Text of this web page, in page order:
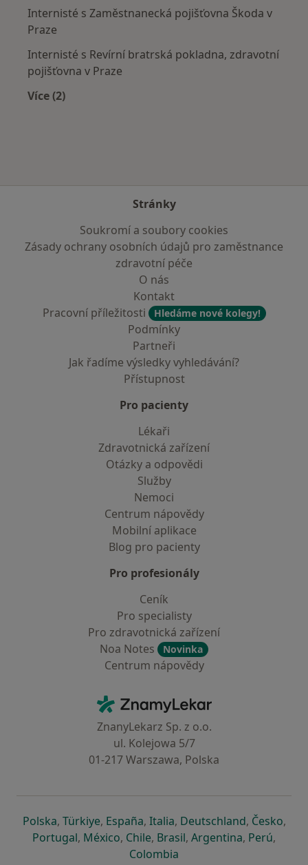
Internisté s Zaměstnanecká pojišťovna Škoda v
Praze
Internisté s Revírní bratrská pokladna, zdravotní
pojišťovna v Praze
Více (2)
Stránky
Soukromí a soubory cookies
Zásady ochrany osobních údajů pro zaměstnance
zdravotní péče
O nás
Kontakt
Pracovní příležitosti
Hledáme nové kolegy!
Podmínky
Partneři
Jak řadíme výsledky vyhledávání?
Přístupnost
Pro pacienty
Lékaři
Zdravotnická zařízení
Otázky a odpovědi
Služby
Nemoci
Centrum nápovědy
Mobilní aplikace
Blog pro pacienty
Pro profesionály
Ceník
Pro specialisty
Pro zdravotnická zařízení
Noa Notes
Novinka
Centrum nápovědy
ZnamyLekar - Hlavní stránka
ZnanyLekarz Sp. z o.o.
ul. Kolejowa 5/7
01-217 Warszawa, Polska
Polskase otevře v nové záložce
, Türkiyese otevře v nové záložce
, Españase otevře v nové záložce
, Italiase otevře v nové záložce
, Deutschlandse otevře v
, Českose
,
Portugalse otevře v nové záložce
, Méxicose otevře v nové záložce
, Chilese otevře v nové záložce
, Brasilse otevře v nové
, Argentinase otevře v
, Perúse
,
Colombia